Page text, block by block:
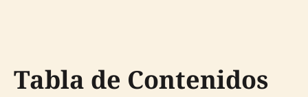
Tabla de Contenidos